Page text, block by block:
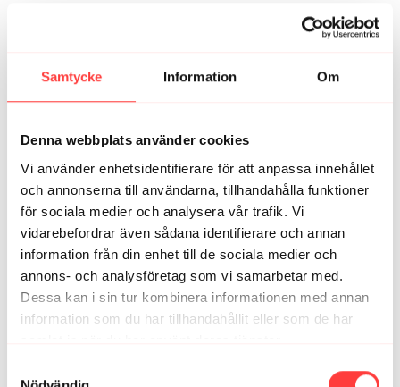
Samtycke Information Om
Denna webbplats använder cookies
Vi använder enhetsidentifierare för att anpassa innehållet
och annonserna till användarna, tillhandahålla funktioner
för sociala medier och analysera vår trafik. Vi
vidarebefordrar även sådana identifierare och annan
information från din enhet till de sociala medier och
annons- och analysföretag som vi samarbetar med.
Dessa kan i sin tur kombinera informationen med annan
information som du har tillhandahållit eller som de har
Lång dag på jobbet med många möten men körde den
här på lunchen och det känns genast bättre!
Anna M. februari 23, 2024
Skönt pass efter en veckas skidåkning och en veckas
sjukdom dessförinnan. Detta pass kvalar in på min lista
över paus-pass på kontoret!😀
1
My K. februari 15, 2024
SÅ skönt efter en arbetsdag där armar och rygg fått